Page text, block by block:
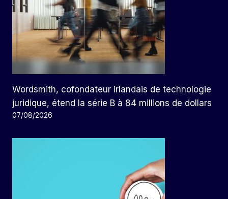
Wordsmith, cofondateur irlandais de technologie
juridique, étend la série B à 84 millions de dollars
07/08/2026